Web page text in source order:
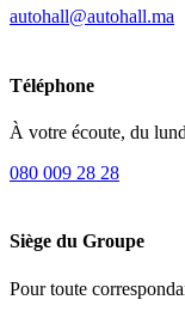
autohall@autohall.ma
Téléphone
À votre écoute, du
080 009 28 28
Siège du Groupe
Pour toute